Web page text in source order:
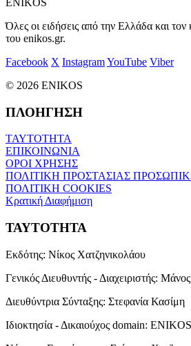
ENIKOS
Όλες οι ειδήσεις από την Ελλάδα και
του enikos.gr.
Facebook X InstagramYouTube Viber
© 2026 ENIKOS
ΠΛΟΗΓΗΣΗ
ΤΑΥΤΟΤΗΤΑ
ΕΠΙΚΟΙΝΩΝΙΑ
ΟΡΟΙ ΧΡΗΣΗΣ
ΠΟΛΙΤΙΚΗ ΠΡΟΣΤΑΣΙΑΣ
ΠΟΛΙΤΙΚΗ COOKIES
Κρατική Διαφήμιση
ΤΑΥΤΟΤΗΤΑ
Εκδότης: Νίκος Χατζηνικολάου
Γενικός Διευθυντής - Διαχειριστής:
Διευθύντρια Σύνταξης: Στεφανία Κασίμη
Ιδιοκτησία - Δικαιούχος domain: